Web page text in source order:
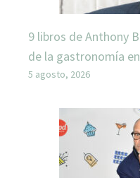
9 libros de Anthony
de la gastronomía
5 agosto, 2026